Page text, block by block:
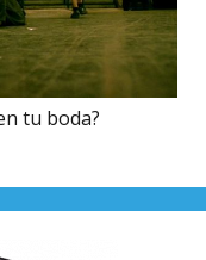
tu boda?